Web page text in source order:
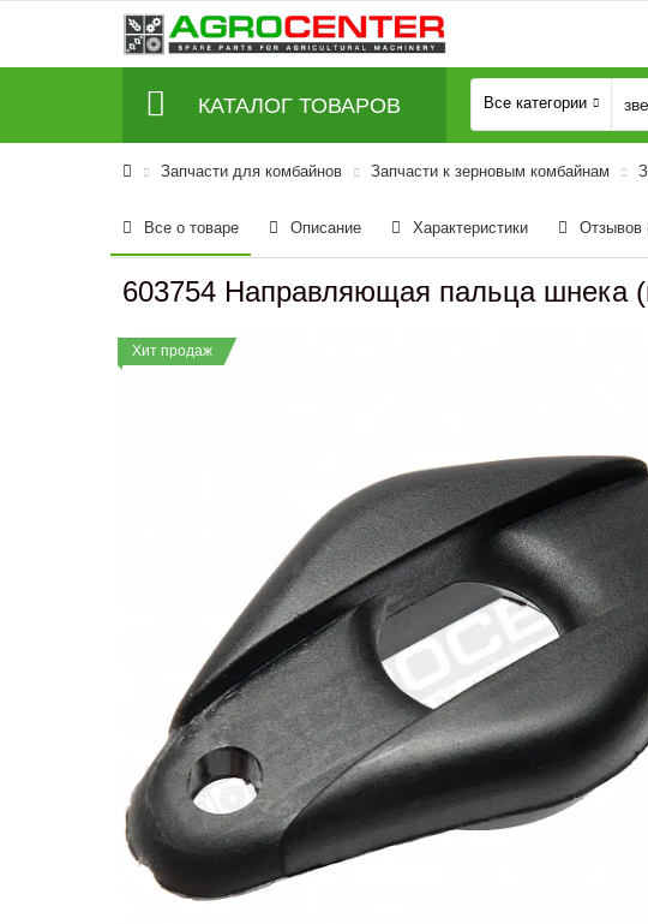
КАТАЛОГ ТОВАРОВ Все категории
Запчасти для комбайнов Запчасти к зерновым комбайнам
Все о товаре Описание Характеристики Отзывов
603754 Направляющая пальца шнека
Хит продаж